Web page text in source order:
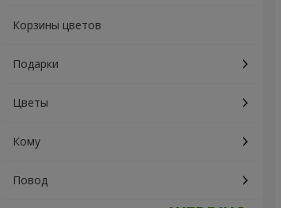
Корзины цветов
Подарки
Цветы
Кому
Повод